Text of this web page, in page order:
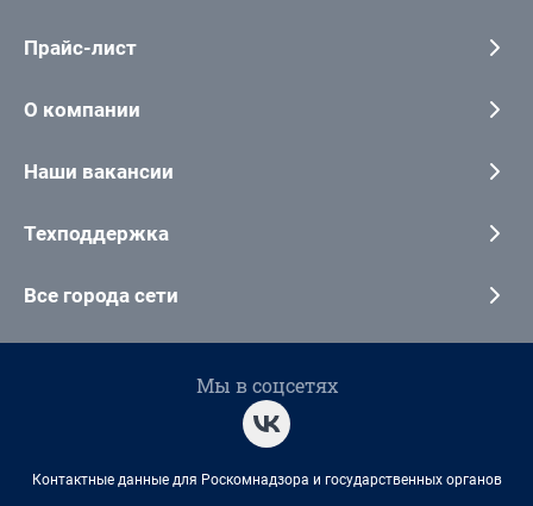
Прайс-лист
О компании
Наши вакансии
Техподдержка
Все города сети
Мы в соцсетях
Контактные данные для Роскомнадзора и государственных органов